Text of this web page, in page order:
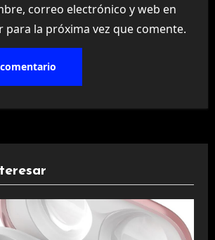
correo electrónico y web en
para la próxima vez que comente.